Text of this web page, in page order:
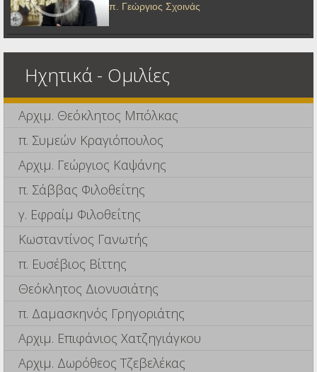
π. Γεώργιος Σχοινάς
Ηχητικά - Ομιλίες
Αρχιμ. Θεόκλητος Μπόλκας
π. Συμεών Κραγιόπουλος
Αρχιμ. Γεώργιος Καψάνης
π. Σάββας Φιλοθεΐτης
γ. Εφραίμ Φιλοθεΐτης
Κωσταντίνος Γανωτής
π. Ευσέβιος Βίττης
Θεόκλητος Διονυσιάτης
π. Δαμασκηνός Γρηγοριάτης
Αρχιμ. Επιφάνιος Χατζηγιάγκου
Αρχιμ. Δωρόθεος Τζεβελέκας